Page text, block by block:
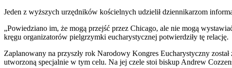
Jeden z wyższych urzędników kościelnych udzielił dziennikarzom
„Powiedziano im, że mogą przejść przez Chicago, ale nie mogą
kręgu organizatorów pielgrzymki eucharystycznej potwierdziły tę relację.
Zaplanowany na przyszły rok Narodowy Kongres Eucharystyczny
utworzoną specjalnie w tym celu. Na jej czele stoi biskup Andrew